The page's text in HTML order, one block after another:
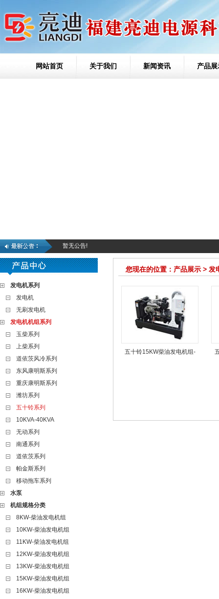
网站首页 关于我们 新闻资讯 产品展
暂无公告!
发电机系列
发电机
无刷发电机
发电机机组系列
玉柴系列
上柴系列
道依茨风冷系列
东风康明斯系列
重庆康明斯系列
潍坊系列
五十铃系列
10KVA-40KVA
无动系列
南通系列
道依茨系列
帕金斯系列
移动拖车系列
水泵
机组规格分类
8KW-柴油发电机组
10KW-柴油发电机组
11KW-柴油发电机组
12KW-柴油发电机组
13KW-柴油发电机组
15KW-柴油发电机组
16KW-柴油发电机组
您现在的位置：产品展示 > 发
五十铃15KW柴油发电机组-